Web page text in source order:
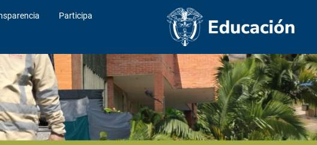
Participa